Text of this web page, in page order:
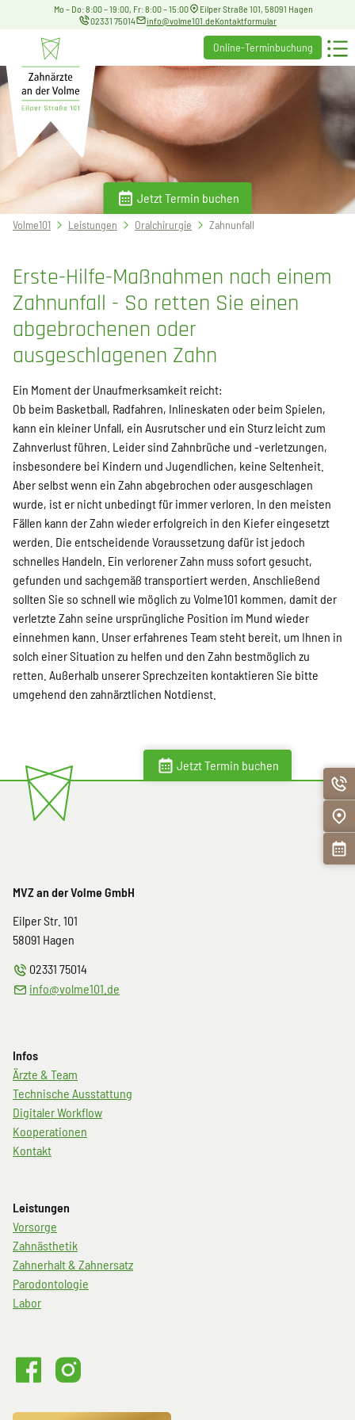
Mo – Do: 8:00 – 19:00, Fr: 8:00 – 15:00
Eilper Straße 101, 58091 Hagen
02331 75014
info@volme101.deKontaktformular
Online-Terminbuchung
Jetzt Termin buchen
Sie
hier:
Volme101 Leistungen Oralchirurgie Zahnunfall
Erste-Hilfe-Maßnahmen nach einem
Zahnunfall - So retten Sie einen
abgebrochenen oder
ausgeschlagenen Zahn
Ein Moment der Unaufmerksamkeit reicht:
Ob beim Basketball, Radfahren, Inlineskaten oder beim Spielen,
kann ein kleiner Unfall, ein Ausrutscher und ein Sturz leicht zum
Zahnverlust führen. Leider sind Zahnbrüche und -verletzungen,
insbesondere bei Kindern und Jugendlichen, keine Seltenheit.
Aber selbst wenn ein Zahn abgebrochen oder ausgeschlagen
wurde, ist er nicht unbedingt für immer verloren. In den meisten
Fällen kann der Zahn wieder erfolgreich in den Kiefer eingesetzt
werden. Die entscheidende Voraussetzung dafür ist jedoch
schnelles Handeln. Ein verlorener Zahn muss sofort gesucht,
gefunden und sachgemäß transportiert werden. Anschließend
sollten Sie so schnell wie möglich zu Volme101 kommen, damit der
verletzte Zahn seine ursprüngliche Position im Mund wieder
einnehmen kann. Unser erfahrenes Team steht bereit, um Ihnen in
solch einer Situation zu helfen und den Zahn bestmöglich zu
retten. Außerhalb unserer Sprechzeiten kontaktieren Sie bitte
umgehend den zahnärztlichen Notdienst.
Jetzt Termin buchen
MVZ an der Volme GmbH
Eilper Str. 101
58091 Hagen
02331 75014
info@volme101.de
Infos
Navigation
überspringen
Ärzte & Team
Technische Ausstattung
Digitaler Workflow
Kooperationen
Kontakt
Leistungen
Navigation
überspringen
Vorsorge
Zahnästhetik
Zahnerhalt & Zahnersatz
Parodontologie
Labor
Volme101
bei